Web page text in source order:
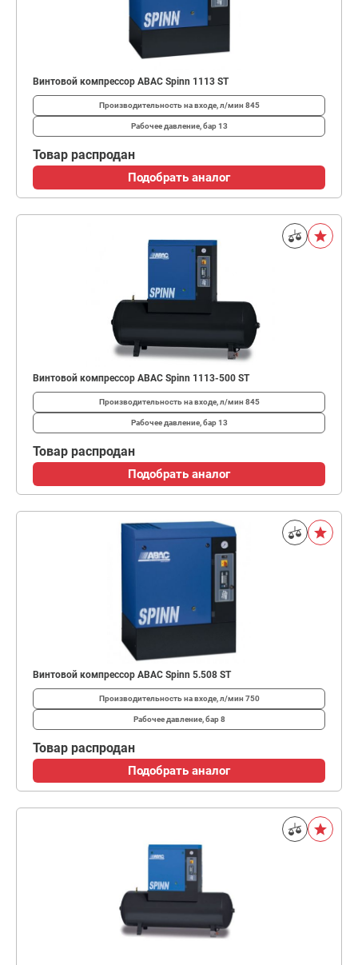
Винтовой компрессор ABAC Spinn 1113 ST
Производительность на входе, л/мин 845
Рабочее давление, бар13
Товар распродан
Подобрать аналог
Винтовой компрессор ABAC Spinn 1113-500 ST
Производительность на входе, л/мин 845
Рабочее давление, бар13
Товар распродан
Подобрать аналог
Винтовой компрессор ABAC Spinn 5.508 ST
Производительность на входе, л/мин 750
Рабочее давление, бар8
Товар распродан
Подобрать аналог